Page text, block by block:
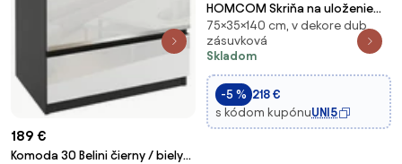
189 €
Komoda 30 Belini čierny / biely
HOMCOM Skriňa na uloženie
do obývačky s úložným
priestorom, 3 zásuvky a
nastaviteľná polica, oceľové
nohy, hliníkové rukoväte, do
obývačky aj jedálne,
75×35×140 cm, v dekore dub,
zásuvková
Skladom
-5 % 218 €
s kódom kupónuUNI5